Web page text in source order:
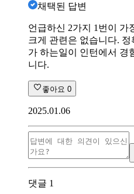
채택된 답변
언급하신 2가지 1번이 가
크게 관련은 없습니다.
가 하는일이 인턴에서 경
니다.
좋아요 0
2025.01.06
댓글 1